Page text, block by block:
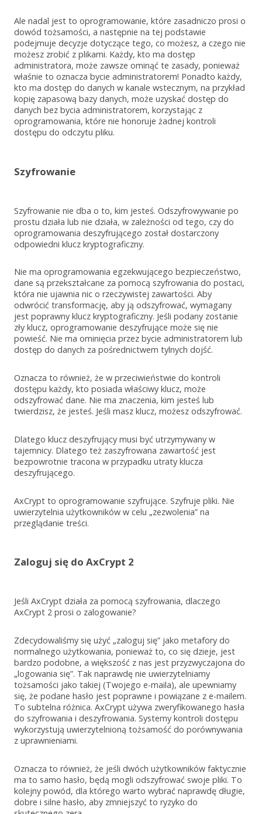
Ale nadal jest to oprogramowanie, które zasadniczo prosi o
dowód tożsamości, a następnie na tej podstawie
podejmuje decyzje dotyczące tego, co możesz, a czego nie
możesz zrobić z plikami. Każdy, kto ma dostęp
administratora, może zawsze ominąć te zasady, ponieważ
właśnie to oznacza bycie administratorem! Ponadto każdy,
kto ma dostęp do danych w kanale wstecznym, na przykład
kopię zapasową bazy danych, może uzyskać dostęp do
danych bez bycia administratorem, korzystając z
oprogramowania, które nie honoruje żadnej kontroli
dostępu do odczytu pliku.
Szyfrowanie
Szyfrowanie nie dba o to, kim jesteś. Odszyfrowywanie po
prostu działa lub nie działa, w zależności od tego, czy do
oprogramowania deszyfrującego został dostarczony
odpowiedni klucz kryptograficzny.
Nie ma oprogramowania egzekwującego bezpieczeństwo,
dane są przekształcane za pomocą szyfrowania do postaci,
która nie ujawnia nic o rzeczywistej zawartości. Aby
odwrócić transformację, aby ją odszyfrować, wymagany
jest poprawny klucz kryptograficzny. Jeśli podany zostanie
zły klucz, oprogramowanie deszyfrujące może się nie
powieść. Nie ma ominięcia przez bycie administratorem lub
dostęp do danych za pośrednictwem tylnych dojść.
Oznacza to również, że w przeciwieństwie do kontroli
dostępu każdy, kto posiada właściwy klucz, może
odszyfrować dane. Nie ma znaczenia, kim jesteś lub
twierdzisz, że jesteś. Jeśli masz klucz, możesz odszyfrować.
Dlatego klucz deszyfrujący musi być utrzymywany w
tajemnicy. Dlatego też zaszyfrowana zawartość jest
bezpowrotnie tracona w przypadku utraty klucza
deszyfrującego.
AxCrypt to oprogramowanie szyfrujące. Szyfruje pliki. Nie
uwierzytelnia użytkowników w celu „zezwolenia” na
przeglądanie treści.
Zaloguj się do AxCrypt 2
Jeśli AxCrypt działa za pomocą szyfrowania, dlaczego
AxCrypt 2 prosi o zalogowanie?
Zdecydowaliśmy się użyć „zaloguj się” jako metafory do
normalnego użytkowania, ponieważ to, co się dzieje, jest
bardzo podobne, a większość z nas jest przyzwyczajona do
„logowania się”. Tak naprawdę nie uwierzytelniamy
tożsamości jako takiej (Twojego e-maila), ale upewniamy
się, że podane hasło jest poprawne i powiązane z e-mailem.
To subtelna różnica. AxCrypt używa zweryfikowanego hasła
do szyfrowania i deszyfrowania. Systemy kontroli dostępu
wykorzystują uwierzytelnioną tożsamość do porównywania
z uprawnieniami.
Oznacza to również, że jeśli dwóch użytkowników faktycznie
ma to samo hasło, będą mogli odszyfrować swoje pliki. To
kolejny powód, dla którego warto wybrać naprawdę długie,
dobre i silne hasło, aby zmniejszyć to ryzyko do